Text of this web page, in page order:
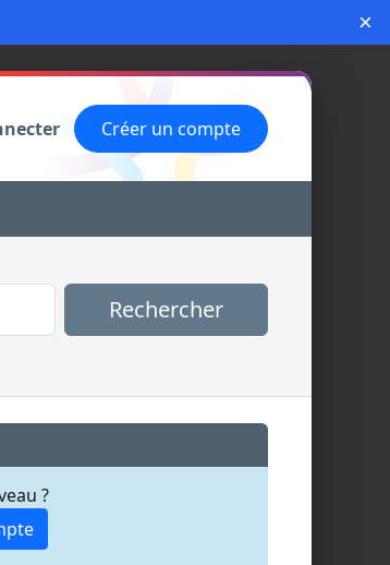
×
Créer un compte
Rechercher
?